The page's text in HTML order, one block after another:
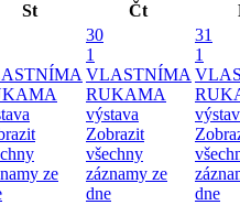
St Čt
ze
30
1
VLASTNÍMA
RUKAMA
výstava
Zobrazit
všechny
záznamy ze
dne
31
1
dne